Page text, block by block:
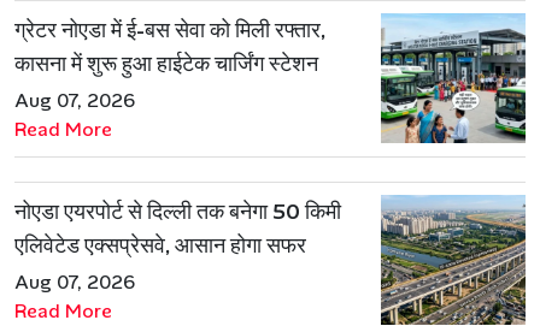
ग्रेटर नोएडा में ई-बस सेवा को मिली रफ्तार,
कासना में शुरू हुआ हाईटेक चार्जिंग स्टेशन
Aug 07, 2026
Read More
नोएडा एयरपोर्ट से दिल्ली तक बनेगा 50 किमी
एलिवेटेड एक्सप्रेसवे, आसान होगा सफर
Aug 07, 2026
Read More